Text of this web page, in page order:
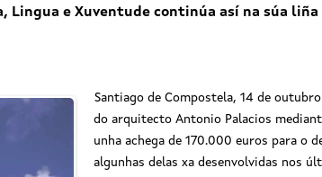
Lingua e Xuventude continúa así na súa
Santiago de Compostela, 14 de
do arquitecto Antonio Palacios
unha achega de 170.000 euros para o
algunhas delas xa desenvolvidas nos